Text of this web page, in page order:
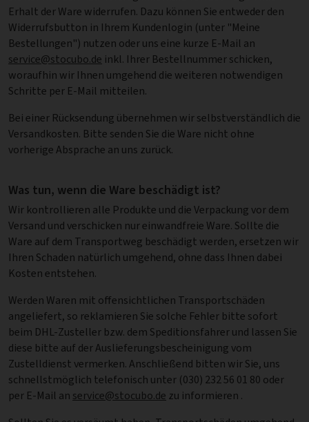
Erhalt der Ware widerrufen. Dazu können Sie entweder den
Widerrufsbutton in Ihrem Kundenlogin (unter "Meine
Bestellungen") nutzen oder uns eine kurze E-Mail an
service@stocubo.de inkl. Ihrer Bestellnummer schicken,
woraufhin wir Ihnen umgehend die weiteren notwendigen
Schritte per E-Mail mitteilen.
Bei einer Rücksendung übernehmen wir selbstverständlich die
Versandkosten. Bitte senden Sie die Ware nicht ohne
vorherige Absprache an uns zurück.
Was tun, wenn die Ware beschädigt ist?
Wir kontrollieren alle Produkte und die Verpackung vor dem
Versand und verschicken nur einwandfreie Ware. Sollte die
Ware auf dem Transportweg beschädigt werden, ersetzen wir
Ihren Schaden natürlich umgehend, ohne dass Ihnen dabei
Kosten entstehen.
Werden Waren mit offensichtlichen Transportschäden
angeliefert, so reklamieren Sie solche Fehler bitte sofort
beim DHL-Zusteller bzw. dem Speditionsfahrer und lassen Sie
diese bitte auf der Auslieferungsbescheinigung vom
Zustelldienst vermerken. Anschließend bitten wir Sie, uns
schnellstmöglich telefonisch unter (030) 232 56 01 80 oder
per E-Mail an service@stocubo.de zu informieren .